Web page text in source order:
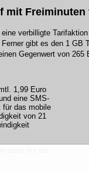
mit Freiminuten
verbilligte
gibt es den 1
Gegenwert von
1,99 Euro
eine SMS-
für das mobile
von 21